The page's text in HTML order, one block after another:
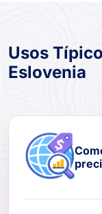
Usos
Eslovenia